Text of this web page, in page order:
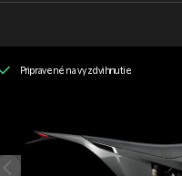
Pripravené na vyzdvihnutie